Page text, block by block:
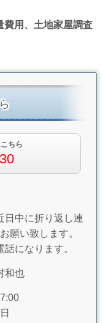
費用、土地家屋調査
ちら
中に折り返し連
願い致します。
になります。
和也